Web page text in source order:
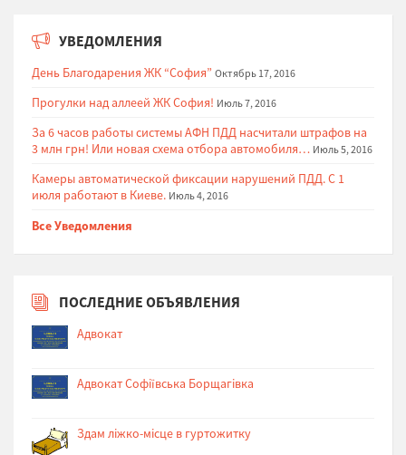
УВЕДОМЛЕНИЯ
День Благодарения ЖК “София” Октябрь 17, 2016
Прогулки над аллеей ЖК София! Июль 7, 2016
За 6 часов работы системы АФН ПДД насчитали штрафов на
3 млн грн! Или новая схема отбора автомобиля… Июль 5, 2016
Камеры автоматической фиксации нарушений ПДД. С 1
июля работают в Киеве. Июль 4, 2016
Все Уведомления
ПОСЛЕДНИЕ ОБЪЯВЛЕНИЯ
Адвокат
Адвокат Софіївська Борщагівка
Здам ліжко-місце в гуртожитку